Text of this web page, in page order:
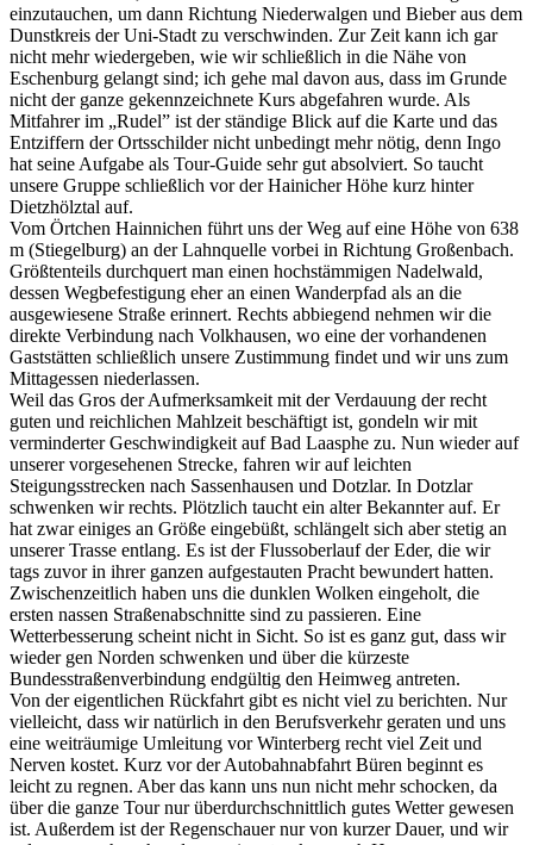
einzutauchen, um dann Richtung Niederwalgen und Bieber aus dem
Dunstkreis der Uni-Stadt zu verschwinden. Zur Zeit kann ich gar
nicht mehr wiedergeben, wie wir schließlich in die Nähe von
Eschenburg gelangt sind; ich gehe mal davon aus, dass im Grunde
nicht der ganze gekennzeichnete Kurs abgefahren wurde. Als
Mitfahrer im „Rudel” ist der ständige Blick auf die Karte und das
Entziffern der Ortsschilder nicht unbedingt mehr nötig, denn Ingo
hat seine Aufgabe als Tour-Guide sehr gut absolviert. So taucht
unsere Gruppe schließlich vor der Hainicher Höhe kurz hinter
Dietzhölztal auf.
Vom Örtchen Hainnichen führt uns der Weg auf eine Höhe von 638
m (Stiegelburg) an der Lahnquelle vorbei in Richtung Großenbach.
Größtenteils durchquert man einen hochstämmigen Nadelwald,
dessen Wegbefestigung eher an einen Wanderpfad als an die
ausgewiesene Straße erinnert. Rechts abbiegend nehmen wir die
direkte Verbindung nach Volkhausen, wo eine der vorhandenen
Gaststätten schließlich unsere Zustimmung findet und wir uns zum
Mittagessen niederlassen.
Weil das Gros der Aufmerksamkeit mit der Verdauung der recht
guten und reichlichen Mahlzeit beschäftigt ist, gondeln wir mit
verminderter Geschwindigkeit auf Bad Laasphe zu. Nun wieder auf
unserer vorgesehenen Strecke, fahren wir auf leichten
Steigungsstrecken nach Sassenhausen und Dotzlar. In Dotzlar
schwenken wir rechts. Plötzlich taucht ein alter Bekannter auf. Er
hat zwar einiges an Größe eingebüßt, schlängelt sich aber stetig an
unserer Trasse entlang. Es ist der Flussoberlauf der Eder, die wir
tags zuvor in ihrer ganzen aufgestauten Pracht bewundert hatten.
Zwischenzeitlich haben uns die dunklen Wolken eingeholt, die
ersten nassen Straßenabschnitte sind zu passieren. Eine
Wetterbesserung scheint nicht in Sicht. So ist es ganz gut, dass wir
wieder gen Norden schwenken und über die kürzeste
Bundesstraßenverbindung endgültig den Heimweg antreten.
Von der eigentlichen Rückfahrt gibt es nicht viel zu berichten. Nur
vielleicht, dass wir natürlich in den Berufsverkehr geraten und uns
eine weiträumige Umleitung vor Winterberg recht viel Zeit und
Nerven kostet. Kurz vor der Autobahnabfahrt Büren beginnt es
leicht zu regnen. Aber das kann uns nun nicht mehr schocken, da
über die ganze Tour nur überdurchschnittlich gutes Wetter gewesen
ist. Außerdem ist der Regenschauer nur von kurzer Dauer, und wir